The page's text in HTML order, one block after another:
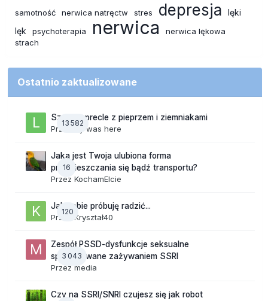
samotność nerwica natręctw stres depresja
lęki
lęk
psychoterapia nerwica
nerwica lękowa
strach
Ostatnio zaktualizowane
13 582
Szalone precle z pieprzem i ziemniakami
Przezlily was here
16
Jaka jest Twoja ulubiona forma
przemieszczania się bądź transportu?
Przez KochamElcie
120
Jak sobie próbuję radzić...
Przez Kryształ40
3 043
Zespół PSSD-dysfunkcje seksualne
spowodowane zażywaniem SSRI
Przez media
Czy na SSRI/SNRI czujesz się jak robot